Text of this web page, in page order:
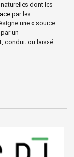
dont les
par les
une « source
par un
conduit ou laissé